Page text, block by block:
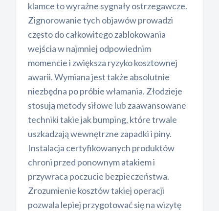
klamce to wyraźne sygnały ostrzegawcze.
Zignorowanie tych objawów prowadzi
często do całkowitego zablokowania
wejścia w najmniej odpowiednim
momencie i zwiększa ryzyko kosztownej
awarii. Wymiana jest także absolutnie
niezbędna po próbie włamania. Złodzieje
stosują metody siłowe lub zaawansowane
techniki takie jak bumping, które trwale
uszkadzają wewnętrzne zapadki i piny.
Instalacja certyfikowanych produktów
chroni przed ponownym atakiem i
przywraca poczucie bezpieczeństwa.
Zrozumienie kosztów takiej operacji
pozwala lepiej przygotować się na wizytę